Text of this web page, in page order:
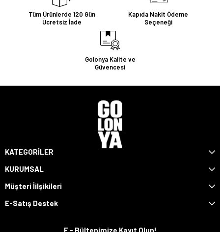
Tüm Ürünlerde 120 Gün
Ücretsiz İade
Kapıda Nakit Ödeme
Seçeneği
Golonya Kalite ve
Güvencesi
KATEGORİLER
KURUMSAL
Müşteri İilşikileri
E-Satış Destek